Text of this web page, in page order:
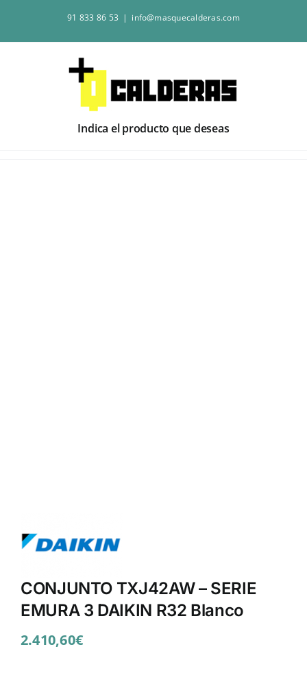
contenido
91 833 86 53 | info@masquecalderas.com
Indica el producto que deseas
CONJUNTO TXJ42AW – SERIE
EMURA 3 DAIKIN R32 Blanco
2.410,60€